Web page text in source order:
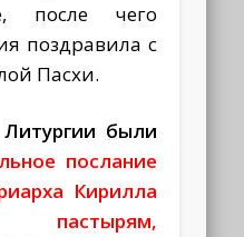
после чего
поздравила с
Пасхи.
были
послание
Кирилла
пастырям,